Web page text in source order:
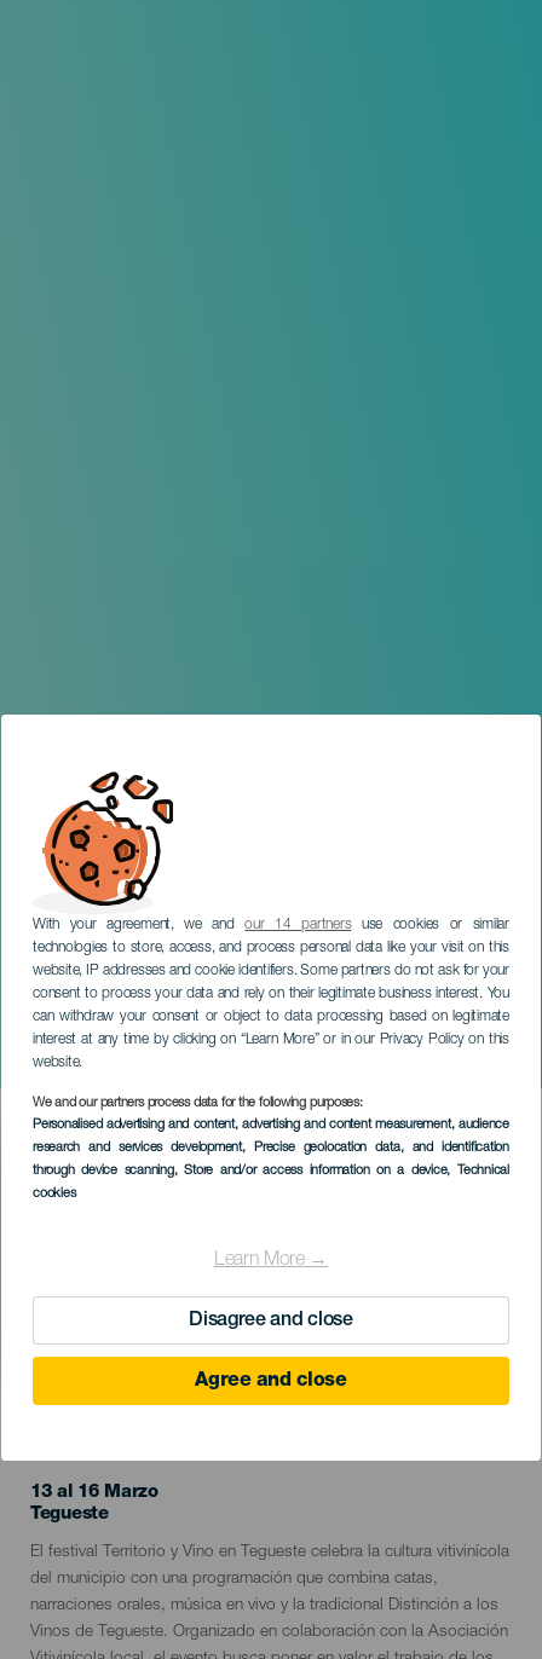
With your agreement, we andour 14 partnersuse cookies or similar
technologies to store, access, and process personal data like your visit on this
website, IP addresses and cookie identifiers. Some partners do not ask for your
consent to process your data and rely on their legitimate business interest. You
can withdraw your consent or object to data processing based on legitimate
interest at any time by clicking on “Learn More” or in our Privacy Policy on this
website.
We and our partners process data for the following purposes:
Personalised advertising and content, advertising and content measurement, audience
research and services development, Precise geolocation data, and identification
through device scanning, Store and/or access information on a device, Technical
cookies
Learn More →
Disagree and close
Agree and close
Festival Territorio
TENERIFE
Imagen
Listado
13 al 16 Marzo
Localidad
Tegueste
Descripción
del
evento
El festival Territorio y Vino en Tegueste celebra la cultura vitivinícola
del municipio con una programación que combina catas,
narraciones orales, música en vivo y la tradicional Distinción a los
Vinos de Tegueste. Organizado en colaboración con la Asociación